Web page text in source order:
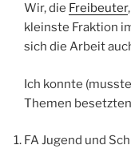
Wir, die Freibeuter
kleinste Fraktion
sich die Arbeit
Ich konnte
Themen
FA Jugend und